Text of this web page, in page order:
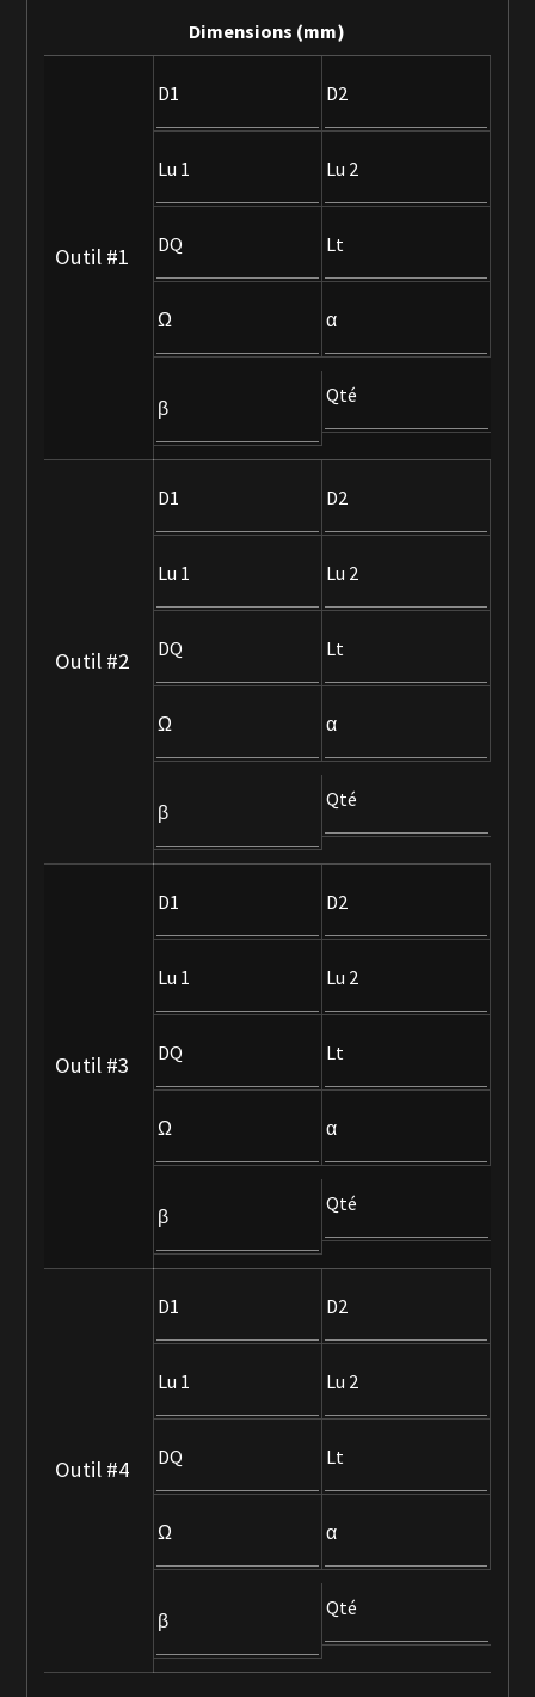
Nos outils sur-mesure
Boutique
La société OCN
Dimensions (mm)
Outil #1
D1 D2
Lu 1 Lu 2
DQ Lt
Ω α
β
Qté
Outil #2
D1 D2
Lu 1 Lu 2
DQ Lt
Ω α
β
Qté
Outil #3
D1 D2
Lu 1 Lu 2
DQ Lt
Ω α
β
Qté
Outil #4
D1 D2
Lu 1 Lu 2
DQ Lt
Ω α
β
Qté